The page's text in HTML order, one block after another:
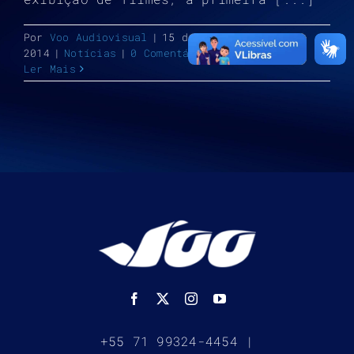
Por Voo Audiovisual | 15 de dezembro de
2014 | Notícias | 0 Comentários
Ler Mais
+55 71 99324-4454 |